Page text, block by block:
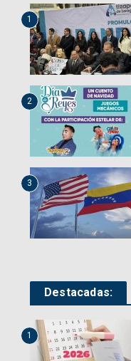
1
2
3
Destacadas:
1